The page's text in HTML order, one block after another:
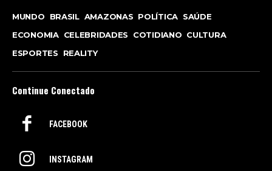
MUNDO BRASIL AMAZONAS POLÍTICA SAÚDE
ECONOMIA CELEBRIDADES COTIDIANO CULTURA
ESPORTES
REALITY
Continue Conectado
FACEBOOK
INSTAGRAM